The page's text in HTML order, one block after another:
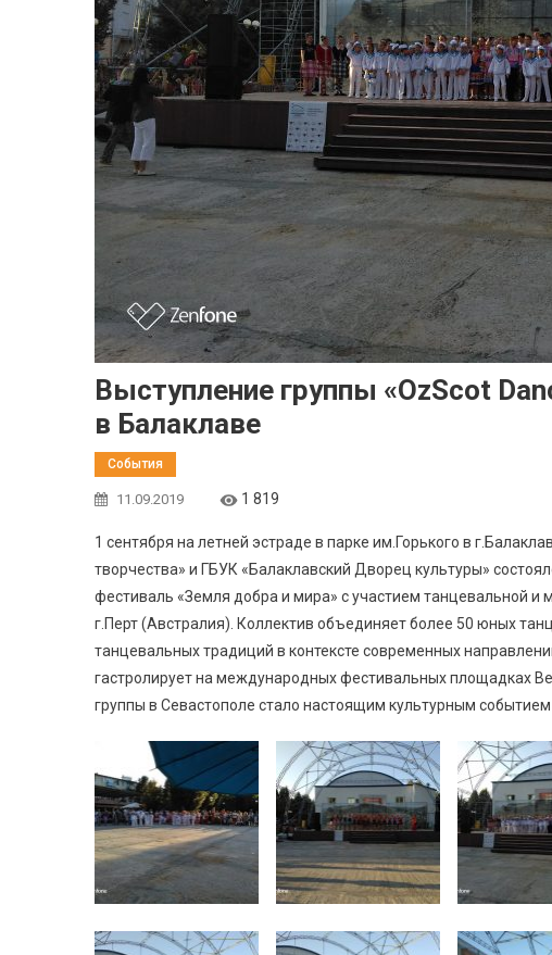
Выступление группы «OzScot
в Балаклаве
События
11.09.2019 1 819
1 сентября на летней эстраде в парке им.Горького в
творчества» и ГБУК «Балаклавский Дворец культуры»
фестиваль «Земля добра и мира» с участием танцевальной и
г.Перт (Австралия). Коллектив объединяет более 50 юных
танцевальных традиций в контексте современных
гастролирует на международных фестивальных площадках
группы в Севастополе стало настоящим культурным событием